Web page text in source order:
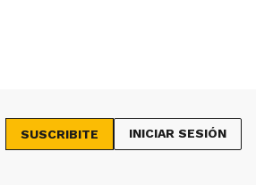
SUSCRIBITE INICIAR SESIÓN